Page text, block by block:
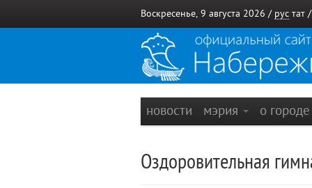
Воскресенье, 9 августа 2026 / рус тат /
новости мэрия о городе
Оздоровительная